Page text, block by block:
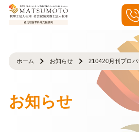
ホーム お知らせ 210420月刊プロパ
お知らせ